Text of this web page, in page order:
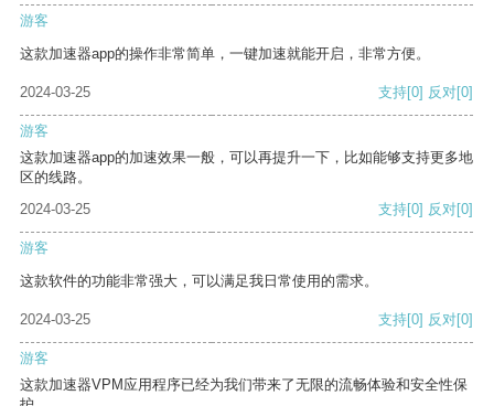
游客
这款加速器app的操作非常简单，一键加速就能开启，非常方便。
2024-03-25 支持[0] 反对[0]
游客
这款加速器app的加速效果一般，可以再提升一下，比如能够支持更多地
区的线路。
2024-03-25
支持[0] 反对[0]
游客
这款软件的功能非常强大，可以满足我日常使用的需求。
2024-03-25 支持[0] 反对[0]
游客
这款加速器VPM应用程序已经为我们带来了无限的流畅体验和安全性保